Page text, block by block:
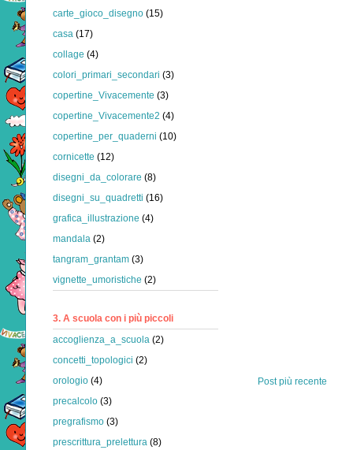
Post più recente
carte_gioco_disegno (15)
casa (17)
collage (4)
colori_primari_secondari (3)
copertine_Vivacemente (3)
copertine_Vivacemente2 (4)
copertine_per_quaderni (10)
cornicette (12)
disegni_da_colorare (8)
disegni_su_quadretti (16)
grafica_illustrazione (4)
mandala (2)
tangram_grantam (3)
vignette_umoristiche (2)
3. A scuola con i più piccoli
accoglienza_a_scuola (2)
concetti_topologici (2)
orologio (4)
precalcolo (3)
pregrafismo (3)
prescrittura_prelettura (8)